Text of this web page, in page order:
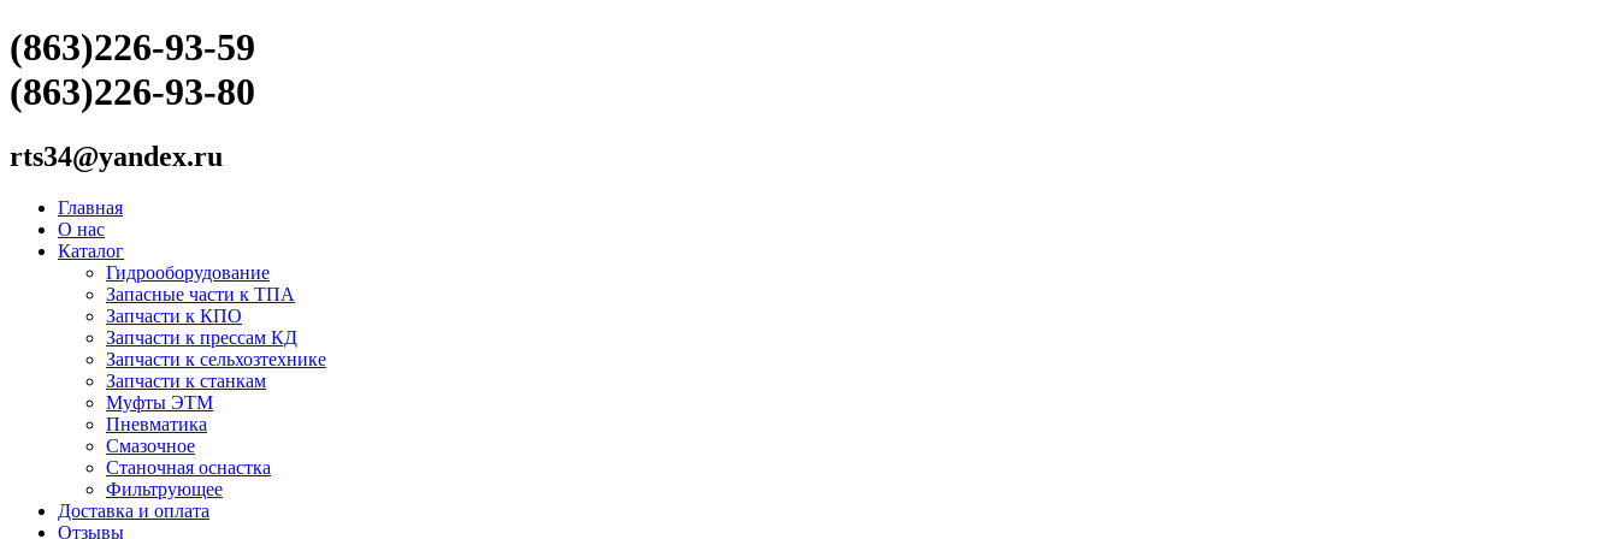
(863)226-93-59
(863)226-93-80
rts34@yandex.ru
Главная
О нас
Каталог
Гидрооборудование
Запасные части к ТПА
Запчасти к КПО
Запчасти к прессам КД
Запчасти к сельхозтехнике
Запчасти к станкам
Муфты ЭТМ
Пневматика
Смазочное
Станочная оснастка
Фильтрующее
Доставка и оплата
Отзывы